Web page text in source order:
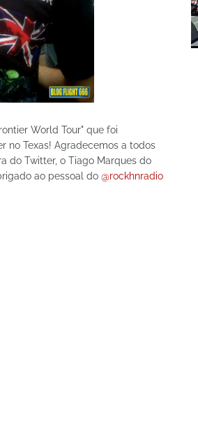
World Tour" que foi
no Texas! Agradecemos a todos
do Twitter, o Tiago Marques do
ao pessoal do @rockhnradio